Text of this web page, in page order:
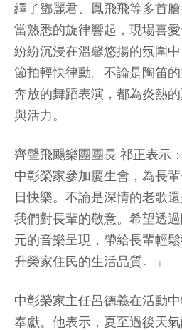
繹了鄧麗君、鳳飛飛等多首膾
當熟悉的旋律響起，現場喜
紛紛沉浸在溫馨悠揚的氛圍
節拍輕快律動。不論是陶笛
奔放的舞蹈表演，都為炎熱
與活力。
齊聲飛颺樂團團長 祁正表示
中彰榮家參加慶生會，為長
日快樂。不論是深情的老歌
我們對長輩的敬意。希望透
元的音樂呈現，帶給長輩輕
升榮家住民的生活品質。」
中彰榮家主任呂德義在活動
奉獻。他表示，夏至過後天